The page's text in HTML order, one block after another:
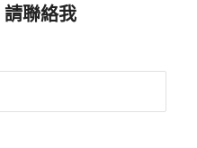
聯絡我